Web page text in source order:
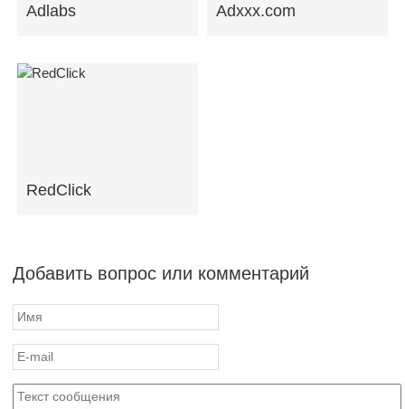
Adlabs Adxxx.com
RedClick
Добавить вопрос или комментарий